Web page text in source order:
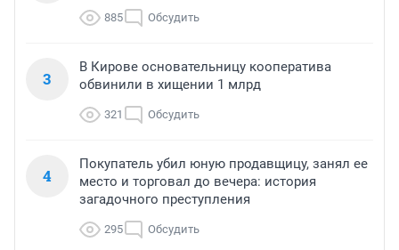
885 Обсудить
3
В Кирове основательницу кооператива
обвинили в хищении 1 млрд
321 Обсудить
4
Покупатель убил юную продавщицу, занял ее
место и торговал до вечера: история
загадочного преступления
295 Обсудить